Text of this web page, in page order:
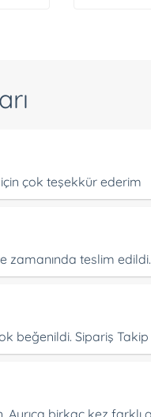
için çok teşekkür ederim
zamanında teslim
beğenildi. Sipariş
Ayrıca birkaç kez